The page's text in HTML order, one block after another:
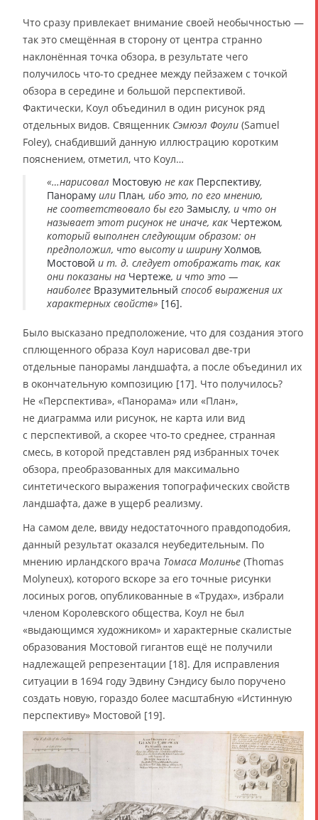
Что сразу привлекает внимание своей необычностью —
так это смещённая в сторону от центра странно
наклонённая точка обзора, в результате чего
получилось что-то среднее между пейзажем с точкой
обзора в середине и большой перспективой.
Фактически, Коул объединил в один рисунок ряд
отдельных видов. Священник Сэмюэл Фоули (Samuel
Foley), снабдивший данную иллюстрацию коротким
пояснением, отметил, что Коул…
«…нарисовал Мостовую не как Перспективу,
Панораму или План, ибо это, по его мнению,
не соответствовало бы его Замыслу, и что он
называет этот рисунок не иначе, как Чертежом,
который выполнен следующим образом: он
предположил, что высоту и ширинуХолмов,
Мостовой и т. д. следует отображать так, как
они показаны на Чертеже, и что это —
наиболее Вразумительный способ выражения их
характерных свойств» [16].
Было высказано предположение, что для создания этого
сплющенного образа Коул нарисовал две-три
отдельные панорамы ландшафта, а после объединил их
в окончательную композицию [17]. Что получилось?
Не «Перспектива», «Панорама» или «План»,
не диаграмма или рисунок, не карта или вид
с перспективой, а скорее что-то среднее, странная
смесь, в которой представлен ряд избранных точек
обзора, преобразованных для максимально
синтетического выражения топографических свойств
ландшафта, даже в ущерб реализму.
На самом деле, ввиду недостаточного правдоподобия,
данный результат оказался неубедительным. По
мнению ирландского врача Томаса Молинье (Thomas
Molyneux), которого вскоре за его точные рисунки
лосиных рогов, опубликованные в «Трудах», избрали
членом Королевского общества, Коул не был
«выдающимся художником» и характерные скалистые
образования Мостовой гигантов ещё не получили
надлежащей репрезентации [18]. Для исправления
ситуации в 1694 году Эдвину Сэндису было поручено
создать новую, гораздо более масштабную «Истинную
перспективу» Мостовой [19].